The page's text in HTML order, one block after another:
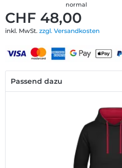
CHF 48,00
inkl. MwSt. zzgl. Versandkosten
normal
Passend dazu